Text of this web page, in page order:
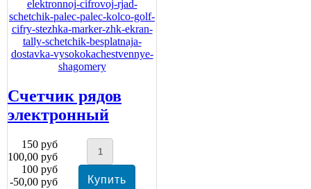
Счетчик рядов
электронный
150 руб
100,00 руб
100 руб
-50,00 руб